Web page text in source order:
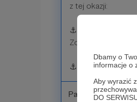
Dbamy o
informacje o
Aby wyrazić
DO
z tej okazji:
⚓ zaproszę na
Zoom.
⚓ przekażę Ci
Patroni: 0